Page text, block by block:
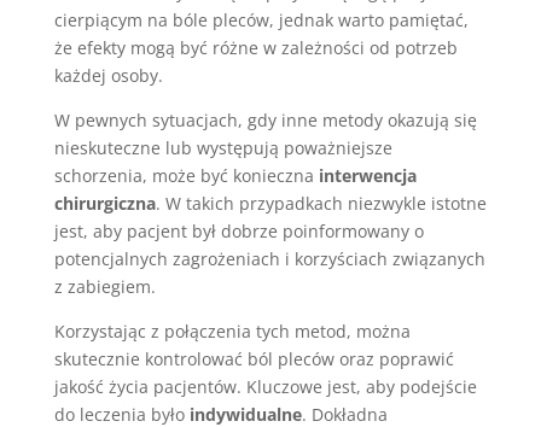
cierpiącym na bóle pleców, jednak warto pamiętać,
że efekty mogą być różne w zależności od potrzeb
każdej osoby.
W pewnych sytuacjach, gdy inne metody okazują się
nieskuteczne lub występują poważniejsze
schorzenia, może być konieczna interwencja
chirurgiczna. W takich przypadkach niezwykle istotne
jest, aby pacjent był dobrze poinformowany o
potencjalnych zagrożeniach i korzyściach związanych
z zabiegiem.
Korzystając z połączenia tych metod, można
skutecznie kontrolować ból pleców oraz poprawić
jakość życia pacjentów. Kluczowe jest, aby podejście
do leczenia było indywidualne. Dokładna